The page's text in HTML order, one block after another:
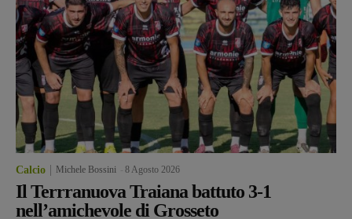
Calcio Michele Bossini 8 Agosto 2026
Il Terrranuova Traiana battuto 3-1
nell’amichevole di Grosseto